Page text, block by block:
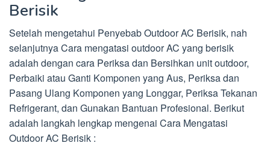
Berisik
Setelah mengetahui Penyebab Outdoor AC Berisik, nah
selanjutnya Cara mengatasi outdoor AC yang berisik
adalah dengan cara Periksa dan Bersihkan unit outdoor,
Perbaiki atau Ganti Komponen yang Aus, Periksa dan
Pasang Ulang Komponen yang Longgar, Periksa Tekanan
Refrigerant, dan Gunakan Bantuan Profesional. Berikut
adalah langkah lengkap mengenai Cara Mengatasi
Outdoor AC Berisik :